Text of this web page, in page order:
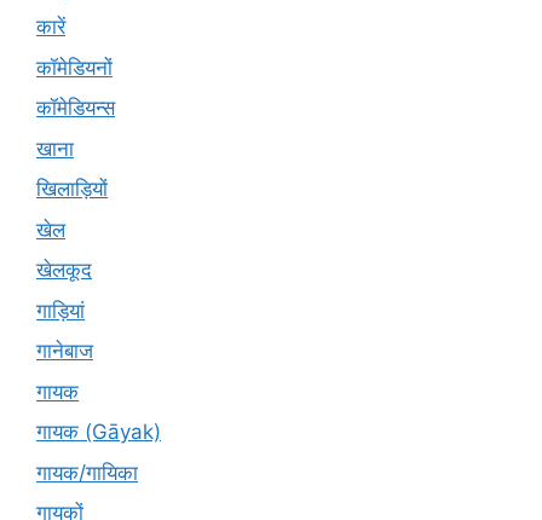
कारें
कॉमेडियनों
कॉमेडियन्स
खाना
खिलाड़ियों
खेल
खेलकूद
गाड़ियां
गानेबाज
गायक
गायक (Gāyak)
गायक/गायिका
गायकों